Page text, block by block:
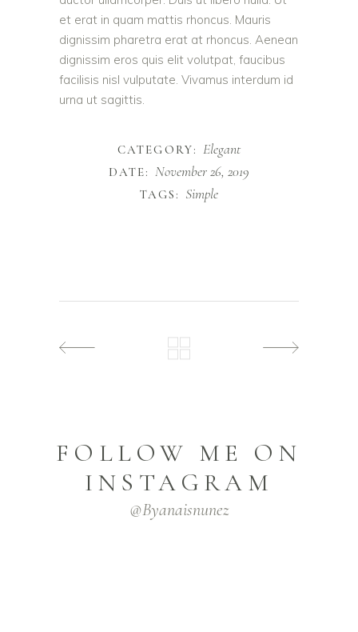
et erat in quam mattis rhoncus. Mauris
dignissim pharetra erat at rhoncus. Aenean
dignissim eros quis elit volutpat, faucibus
facilisis nisl vulputate. Vivamus interdum id
urna ut sagittis.
CATEGORY: Elegant
DATE: November 26, 2019
TAGS: Simple
FOLLOW ME ON
INSTAGRAM
@byanaisnunez